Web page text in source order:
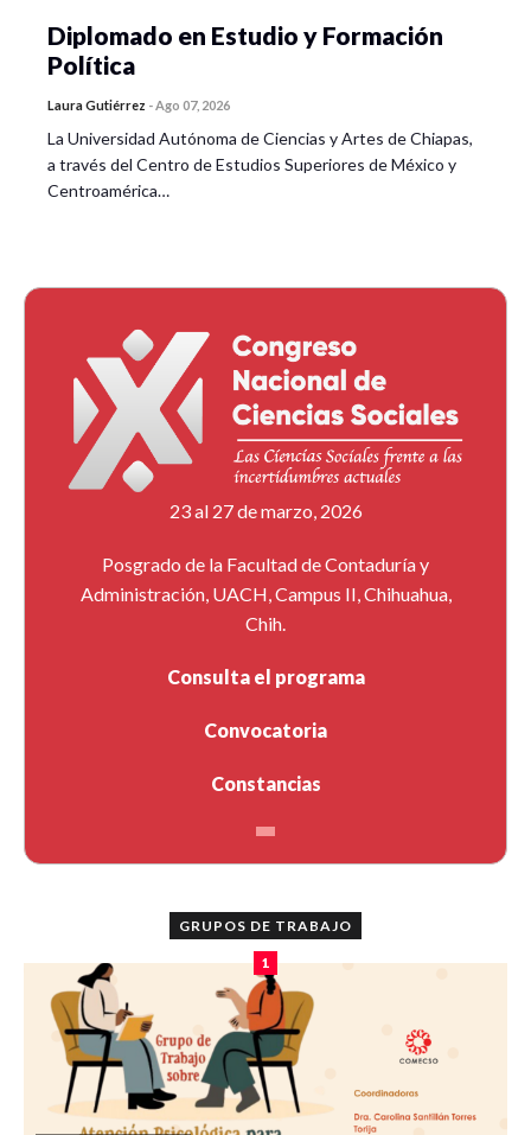
Diplomado en Estudio y Formación
Política
Laura Gutiérrez -Ago 07, 2026
La Universidad Autónoma de Ciencias y Artes de Chiapas,
a través del Centro de Estudios Superiores de México y
Centroamérica…
23 al 27 de marzo, 2026
Posgrado de la Facultad de Contaduría y
Administración, UACH, Campus II, Chihuahua,
Chih.
Consulta el programa
Convocatoria
Constancias
GRUPOS DE TRABAJO
1